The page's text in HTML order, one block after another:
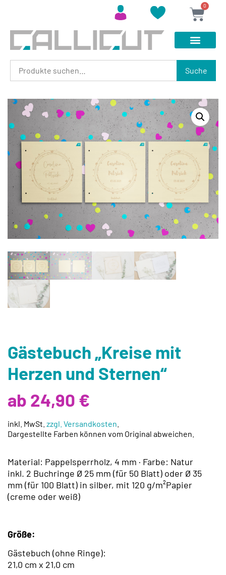
0
Suche
Gästebuch „Kreise mit
Herzen und Sternen“
ab 24,90 €
inkl. MwSt. zzgl. Versandkosten
Dargestellte Farben können vom Original abweichen.
Material: Pappelsperrholz, 4 mm · Farbe: Natur
inkl. 2 Buchringe Ø 25 mm (für 50 Blatt) oder Ø 35
mm (für 100 Blatt) in silber, mit 120 g/m²Papier
(creme oder weiß)
Größe:
Gästebuch (ohne Ringe):
21,0 cm x 21,0 cm